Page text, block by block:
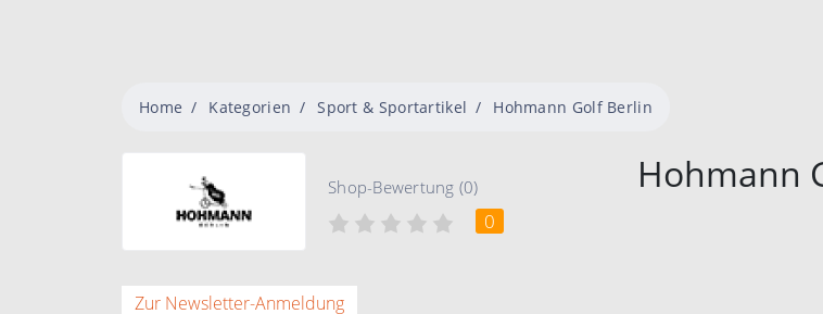
Home Kategorien Sport & Sportartikel Hohmann Golf Berlin
Shop-Bewertung (0)
0
Hohmann
Zur Newsletter-Anmeldung